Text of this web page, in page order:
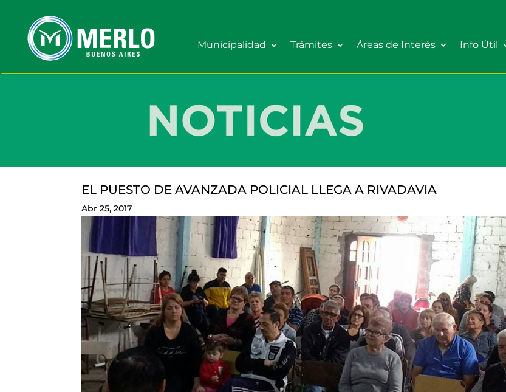
Municipalidad Trámites Áreas de Interés Info Útil
EL PUESTO DE AVANZADA POLICIAL LLEGA A RIVADAVIA
Abr 25, 2017